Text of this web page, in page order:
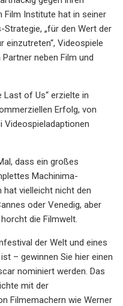
Film Institute hat in seiner
„für den Wert der
einzutreten“, Videospiele
neben Film und
Last of Us“ erzielte in
Erfolg, von
Videospieladaptionen
dass ein großes
Machinima-
hat vielleicht nicht den
oder Venedig, aber
die Filmwelt.
der Welt und eines
– gewinnen Sie hier einen
nominiert werden. Das
mit der
Filmemachern wie Werner